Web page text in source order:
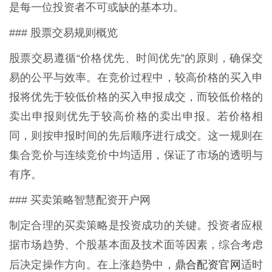
是每一位投资者不可或缺的基本功。
### 股票交易规则概览
股票交易遵循“价格优先、时间优先”的原则，确保交
易的公平与效率。在竞价过程中，较高价格的买入申
报将优先于较低价格的买入申报成交，而较低价格的
卖出申报则优先于较高价格的卖出申报。若价格相
同，则按申报时间的先后顺序进行成交。这一规则在
集合竞价与连续竞价中均适用，保证了市场的透明与
有序。
### 买卖策略智慧配资开户网
制定合理的买卖策略是投资成功的关键。投资者应根
据市场趋势、个股基本面及技术面等因素，综合考虑
后决定操作方向。在上涨趋势中， 鼎合配资官网适时